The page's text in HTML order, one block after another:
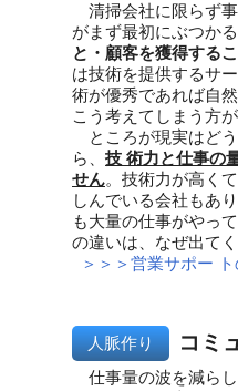
清掃会社に限らず
がまず最初にぶつか
と・顧客を獲得する
は技術を提供するサ
術が優秀であれば自
こう考えてしまう方
ところが現実はど
ら、 技 術力と仕事の
せん。技術力が高く
しんでいる会社もあ
も大量の仕事がやっ
の違いは、なぜ出て
＞＞＞営業サポー
人脈作り コミ
仕事量の波を減ら